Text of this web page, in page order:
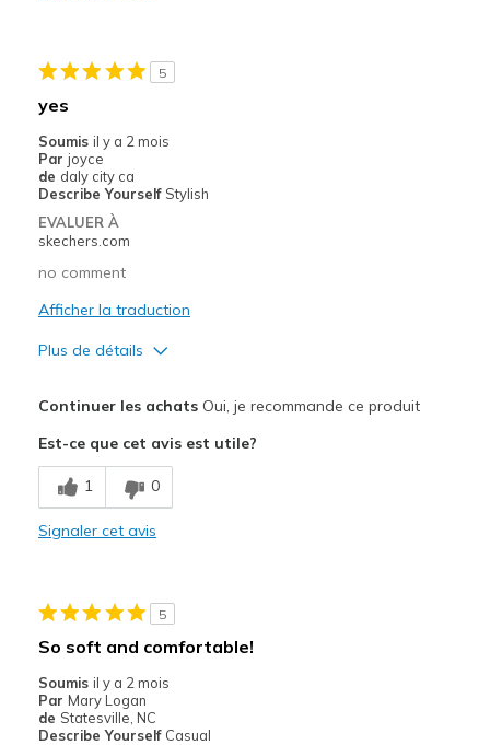
Sizing
Feels full size too big
View On Shoes
Shoes are for Wearing
5
yes
Soumis il y a 2 mois
Par joyce
de daly city ca
Describe Yourself Stylish
EVALUER À
skechers.com
no comment
Afficher la traduction
Plus de détails
Breathe Well
Comfortable
Travel
Width
Sizing
View On Shoes
I'm Really Into Shoes
Continuer les achatsOui, je recommande ce produit
Est-ce que cet avis est utile?
1 0
Signaler cet avis
5
So soft and comfortable!
Soumis il y a 2 mois
Par Mary Logan
de Statesville, NC
Describe Yourself Casual